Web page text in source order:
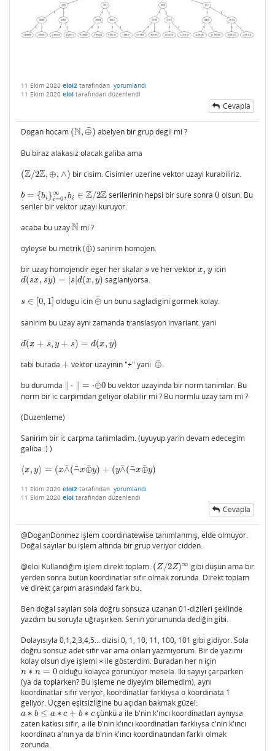
11 Ekim 2020 eloi2 tarafından yorumlandı
11 Ekim 2020 eloi tarafından düzenlendi
Cevapla
Dogan hocam (N, ⊕
¯ )
(N,⊕¯) abelyen bir grup degil mi ?
Bu biraz alakasiz olacak galiba ama
(Z/2Z, ⊕, ∧)
(Z/2Z,⊕,∧) bir cisim. Cisimler uzerine vektor uzayi kurabiliriz.
b = {bi }∞
i=0, bi ∈ Z/2Z
b ={b i}i=0∞,bi∈Z 2Z serilerinin hepsi bir sure sonra0
0 olsun. Bu
seriler bir vektor uzayi kuruyor.
acaba bu uzayN
N mi ?
oyleyse bu metrik (⊕
¯
⊕¯) sanirim homojen.
bir uzay homojendir eger her skalar s
s ve her vektorx, y
x,y icin
d(sx, sy) = s| d(x, y)
d(sx,sy)=| |d x, y) saglaniyorsa.
s ∈ [0, 1]
s∈[ ,1] oldugu icin⊕
¯
⊕¯un bunu sagladigini gormek kolay.
sanirim bu uzay ayni zamanda translasyon invariant. yani
d(x + s, y + s) = d(x, y)
d(x+ s,y +s)=d(x ,y)
tabi burada +
+ vektor uzayinin "+" yani⊕
¯
⊕¯.
bu durumda
⋅ = ⋅⊕
¯0
‖ ⊕¯ 0
bu vektor uzayinda bir norm tanimlar. Bu
norm bir ic carpimdan geliyor olabilir mi ? Bu normlu uzay tam mi ?
(Duzenleme)
Sanirim bir ic carpma tanimladim. (uyuyup yarin devam edecegim
galiba :) )
⟨x, y⟩ = (x∧
¯(¬
¯x⊕
¯y) + (y∧
¯(¬
¯x⊕
¯y)
⟨x,y⟩=( x∧ ¯(¬¯x⊕¯y)+(y∧ ¯(¬ ¯x⊕¯y)
11 Ekim 2020 eloi2 tarafından yorumlandı
11 Ekim 2020 eloi tarafından düzenlendi
Cevapla
@DoganDonmez işlem coordinatewise tanımlanmış, elde olmuyor.
Doğal sayılar bu işlem altında bir grup veriyor cidden.
@eloi Kullandığım işlem direkt toplam. (Z/2Z)∞
(Z/2Z)∞
gibi düşün ama bir
yerden sonra bütün koordinatlar sıfır olmak zorunda. Direkt toplam
ve direkt çarpım arasındaki fark bu.
Ben doğal sayıları sola doğru sonsuza uzanan 01-dizileri şeklinde
yazdım bu soruyla uğraşırken. Senin yorumunda dediğin gibi.
Dolayısıyla 0,1,2,3,4,5... dizisi 0, 1, 10, 11, 100, 101 gibi gidiyor. Sola
doğru sonsuz adet sıfır var ama onları yazmıyorum. Bir de yazımı
kolay olsun diye işlemi ∗
∗ ile gösterdim. Buradan her n için
n ∗ n = 0
n∗n=0
olduğu kolayca görünüyor mesela. Iki sayıyı çarparken
(ya da toplarken? Bu işleme ne diyeyim bilemedim), aynı
koordinatlar sıfır veriyor, koordinatlar farklıysa o koordinata 1
geliyor. Üçgen eşitsizliğine bu açıdan bakmak güzel:
a ∗ b ≤ a ∗ c + b ∗ c
a∗b≤ a∗ c+b∗ c
çünkü a ile b'nin k'ıncı koordinatları aynıysa
zaten katkısı sıfır, a ile b'nin k'ıncı koordinatları farklıysa c'nin k'ıncı
koordinatı a'nın ya da b'nin k'ıncı koordinatından farklı olmak
zorunda.